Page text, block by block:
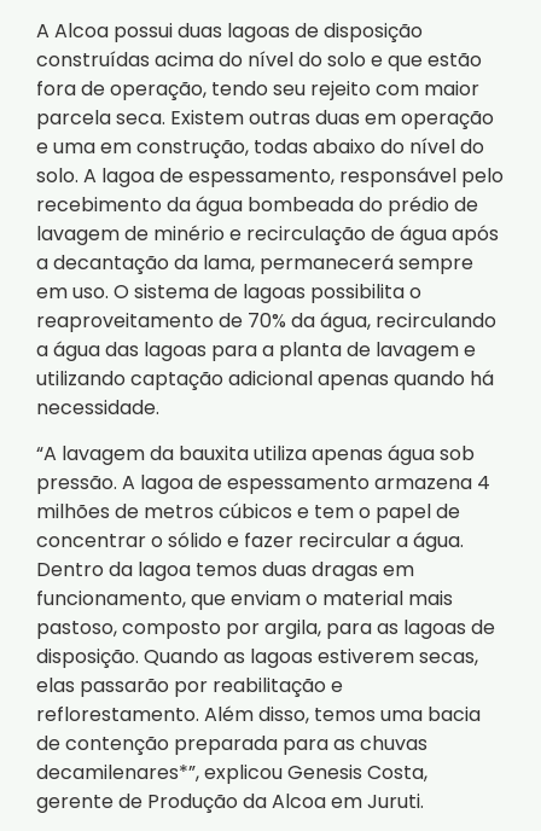
A Alcoa possui duas lagoas de disposição
construídas acima do nível do solo e que estão
fora de operação, tendo seu rejeito com maior
parcela seca. Existem outras duas em operação
e uma em construção, todas abaixo do nível do
solo. A lagoa de espessamento, responsável pelo
recebimento da água bombeada do prédio de
lavagem de minério e recirculação de água após
a decantação da lama, permanecerá sempre
em uso. O sistema de lagoas possibilita o
reaproveitamento de 70% da água, recirculando
a água das lagoas para a planta de lavagem e
utilizando captação adicional apenas quando há
necessidade.
“A lavagem da bauxita utiliza apenas água sob
pressão. A lagoa de espessamento armazena 4
milhões de metros cúbicos e tem o papel de
concentrar o sólido e fazer recircular a água.
Dentro da lagoa temos duas dragas em
funcionamento, que enviam o material mais
pastoso, composto por argila, para as lagoas de
disposição. Quando as lagoas estiverem secas,
elas passarão por reabilitação e
reflorestamento. Além disso, temos uma bacia
de contenção preparada para as chuvas
decamilenares*”, explicou Genesis Costa,
gerente de Produção da Alcoa em Juruti.